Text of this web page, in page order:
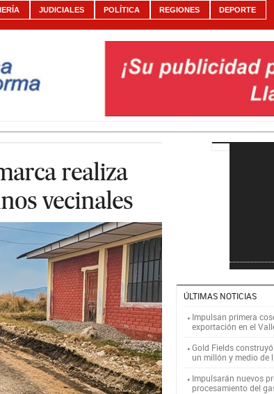
JUDICIALES POLÍTICA REGIONES
DEPORTE
realiza
vecinales
ÚLTIMAS NOTICIAS
Impulsan primera
exportación en el
Gold Fields
un millón y medio de
Impulsarán nuevos
procesamiento del